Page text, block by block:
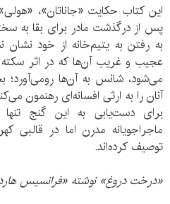
این کتاب حکایت «جاناتان»،
پس از درگذشت مادر برای بقا به
به رفتن به یتیم‌خانه از خود
عجیب و غریب آن‌ها که در اثر
می‌شود، شانس به آن‌ها رومی‌آورد؛
آنان را به ارثی افسانه‌ای رهنمون
برای دست‌یابی به این گنج تنها
ماجراجویانه مدرن اما در قالبی
توصیف کرده‌اند.
«درخت دروغ» نوشته «فرانسیس